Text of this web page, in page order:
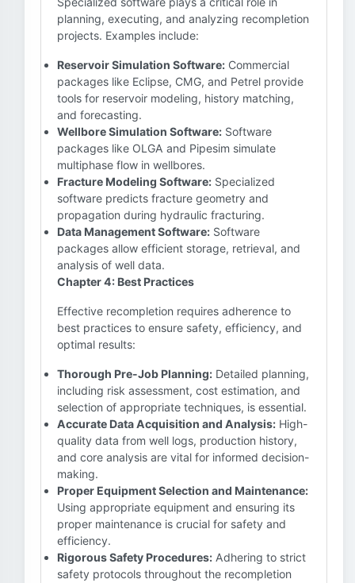
planning, executing, and analyzing recompletion
projects. Examples include:
Reservoir Simulation Software: Commercial
packages like Eclipse, CMG, and Petrel provide
tools for reservoir modeling, history matching,
and forecasting.
Wellbore Simulation Software: Software
packages like OLGA and Pipesim simulate
multiphase flow in wellbores.
Fracture Modeling Software: Specialized
software predicts fracture geometry and
propagation during hydraulic fracturing.
Data Management Software: Software
packages allow efficient storage, retrieval, and
analysis of well data.
Chapter 4: Best Practices
Effective recompletion requires adherence to
best practices to ensure safety, efficiency, and
optimal results:
Thorough Pre-Job Planning: Detailed planning,
including risk assessment, cost estimation, and
selection of appropriate techniques, is essential.
Accurate Data Acquisition and Analysis: High-
quality data from well logs, production history,
and core analysis are vital for informed decision-
making.
Proper Equipment Selection and Maintenance:
Using appropriate equipment and ensuring its
proper maintenance is crucial for safety and
efficiency.
Rigorous Safety Procedures: Adhering to strict
safety protocols throughout the recompletion